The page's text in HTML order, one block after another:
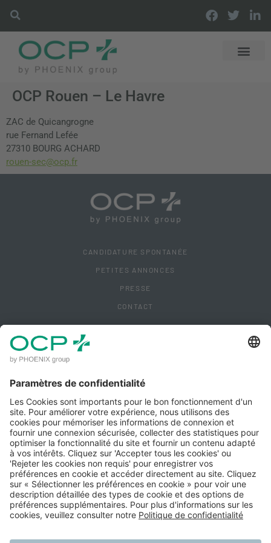
OCP Rouen – Le Havre
ZAC de Quicangrogne
rue Fernand Lefée
27310 BOURG ACHARD
rouen-sec@ocp.fr
CANDIDATURE SPONTANÉE
PETITES ANNONCES
PRESSE
CONTACT
ACCÈS CLIENT
MENTIONS LÉGALES
POLITIQUE DE CONFIDENTIALITÉ
POLITIQUE QUALITÉ IPM
CONDITIONS GÉNÉRALES D'UTILISATION
GÉRER MES COOKIES